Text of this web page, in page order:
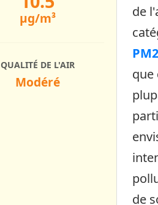
µg/m³
QUALITÉ DE L'AIR
Modéré
de
que
de